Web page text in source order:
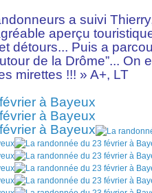
a suivi
aperçu
détours... Puis a
de la Drôme”... On
mirettes !!! » A+, LT